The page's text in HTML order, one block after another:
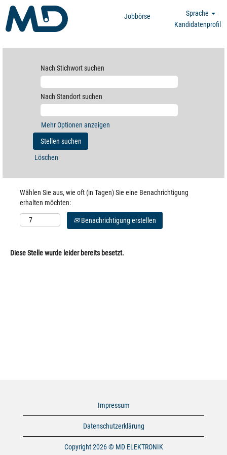
Jobbörse
Sprache
Kandidatenprofil
Nach Stichwort suchen
Nach Standort suchen
Mehr Optionen anzeigen
Löschen
Wählen Sie aus, wie oft (in Tagen) Sie eine Benachrichtigung
erhalten möchten:
Benachrichtigung erstellen
Diese Stelle wurde leider bereits besetzt.
Impressum
Datenschutzerklärung
Copyright 2026 © MD ELEKTRONIK